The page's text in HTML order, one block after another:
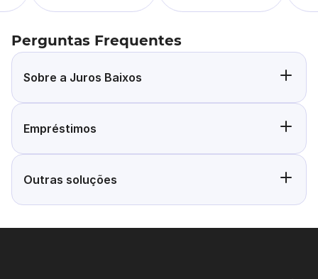
Perguntas Frequentes
Sobre a Juros Baixos
Empréstimos
Outras soluções